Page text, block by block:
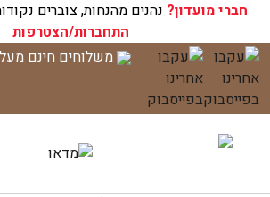
חברי מועדון? נהנים מהנחות, צוברים
התחברות/הצטרפות
דלג
לתוכן
משלוחים חינם מעל 299 ש"ח
עגלת הקניות